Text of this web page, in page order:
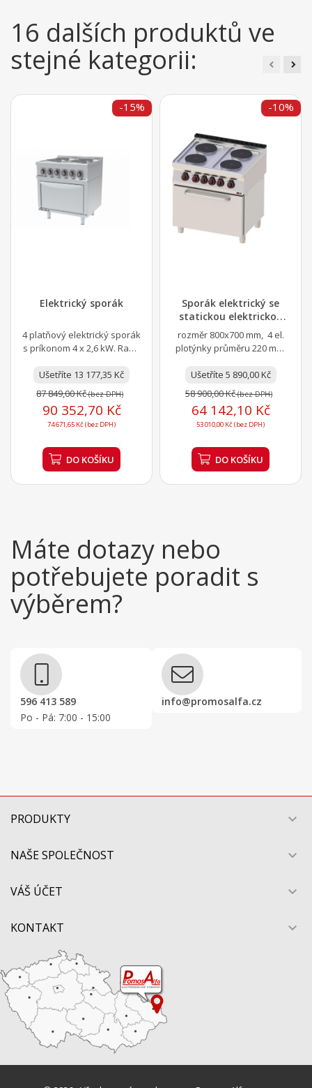
16 dalších produktů ve
stejné kategorii:
Elektrický sporák
4 platňový elektrický sporák
s príkonom 4 x 2,6 kW. Rada
Ušetříte 13 177,35 Kč
87 849,00 Kč(bez DPH)
-15%
90 352,70 Kč
74 671,65 Kč (bez DPH)
DO KOŠÍKU
Sporák elektrický se
statickou elektrickou
troubou GN 2/1...
rozměr 800x700 mm, 4 el.
plotýnky průměru 220 mm,
Ušetříte 5 890,00 Kč
58 900,00 Kč(bez DPH)
-10%
64 142,10 Kč
53 010,00 Kč (bez DPH)
DO KOŠÍKU
Máte dotazy nebo
potřebujete poradit s
výběrem?
596 413 589
Po - Pá: 7:00 - 15:00
info@promosalfa.cz
PRODUKTY 
NAŠE SPOLEČNOST 
VÁŠ ÚČET 
KONTAKT 